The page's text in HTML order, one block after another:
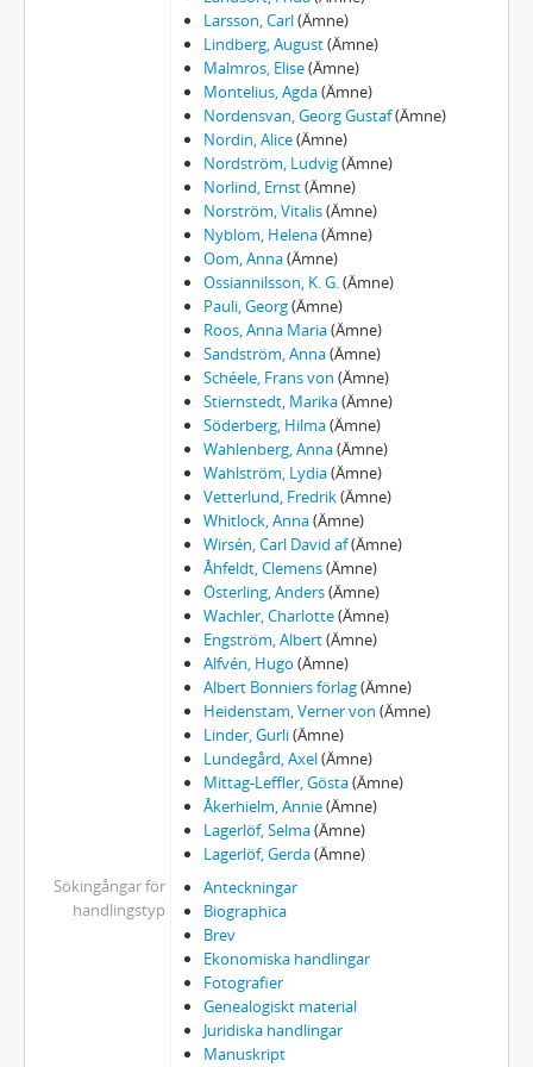
123 - MANUSKRIPT: Grefvinnans besök [Rollista till en pjäs]
124 - MANUSKRIPT: Till Gundla Gumælius. Vid graven på Nya kyrkogården 1916.
125 - MANUSKRIPT: Gustaf-Adolfsåret
126 - MANUSKRIPT: Ur Gösta Berlings saga
127 - MANUSKRIPT: Erik Tullius Hammargren
128 - MANUSKRIPT: Om Verner von Heidenstams betydelse för svenska andlig odling
129 - MANUSKRIPT: Hela världens Geheimeråd
130 - MANUSKRIPT: Heliga Birgitta
131 - MANUSKRIPT: Till Herthas oktobernummer 1933
132 - MANUSKRIPT: [Historiska anteckningar från seminarietiden]
133 - MANUSKRIPT: Historiskt Caleidoskop
134 - MANUSKRIPT: Till Anna och Maria Holmquist
135 - MANUSKRIPT: Hur farfar fick farmor
136 - MANUSKRIPT: Hur jag fann Dunungen
137 - MANUSKRIPT: Hur jag fann ett romanämne. [Om Jerusalem]
138 - MANUSKRIPT: Huru började Ert författarskap?
139 - MANUSKRIPT: Hvad har Danmark betydet for Er Diktning?
140 - MANUSKRIPT: Elise Hwasser
141 - MANUSKRIPT: [Egenhändig hälsning från Selma Lagerlöf till Finlands kvinnor]
142 - MANUSKRIPT: Hälsning till landsmännen i Förenta Staterna
143 - MANUSKRIPT: [Hälsning till Privatlärarinneför-bundet]
144 - MANUSKRIPT: [Hälsning till Sveriges skolbarn]
145 - MANUSKRIPT: [Hälsning till tyska radiolyssnare]
146 - MANUSKRIPT: ”Här i denna stad växte en gång en ung flicka…”
147 - MANUSKRIPT: [Utkast till Hyllning för Harald Høffding på 80-årsdagen]
148 - MANUSKRIPT: I emigrationsfrågan
149 - MANUSKRIPT: [I jättens fotspår. Om Thomas Carlyles påverkan på stilen i Gösta Berlings saga]
149a - MANUSKRIPT: [I jättens fotspår]
150 - MANUSKRIPT: I marknadstider
151 - MANUSKRIPT: I Nazareth. Legend
152 - MANUSKRIPT: Sammanträdet [Förstudie till "I sockenstugan"]
152a - MANUSKRIPT: I sockenstugan - Tal hållet vid Svenskbybornas fest på Kungl teatern 1929
153 - MANUSKRIPT: [Enkätuttalande till Henrik Ibsens 100-årsdag]
154 - MANUSKRIPT: Idun. På begäran
155 - MANUSKRIPT: [”Indiskretionernas bok, album för sjelfporträttering, Kristianstad 1881”]
156 - MANUSKRIPT: Ingmarssönerna
157 - MANUSKRIPT: [Diverse intyg i utkast]
Larsson, Carl(Ämne)
Lindberg, August(Ämne)
Malmros, Elise(Ämne)
Montelius, Agda(Ämne)
Nordensvan, Georg Gustaf(Ämne)
Nordin, Alice(Ämne)
Nordström, Ludvig(Ämne)
Norlind, Ernst(Ämne)
Norström, Vitalis(Ämne)
Nyblom, Helena(Ämne)
Oom, Anna(Ämne)
Ossiannilsson, K. G.(Ämne)
Pauli, Georg(Ämne)
Roos, Anna Maria(Ämne)
Sandström, Anna(Ämne)
Schéele, Frans von (Ämne)
Stiernstedt, Marika(Ämne)
Söderberg, Hilma(Ämne)
Wahlenberg, Anna(Ämne)
Wahlström, Lydia(Ämne)
Vetterlund, Fredrik(Ämne)
Whitlock, Anna(Ämne)
Wirsén, Carl David af(Ämne)
Åhfeldt, Clemens(Ämne)
Österling, Anders(Ämne)
Wachler, Charlotte(Ämne)
Engström, Albert(Ämne)
Alfvén, Hugo (Ämne)
Albert Bonniers förlag(Ämne)
Heidenstam, Verner von (Ämne)
Linder, Gurli(Ämne)
Lundegård, Axel(Ämne)
Mittag-Leffler, Gösta(Ämne)
Åkerhielm, Annie(Ämne)
Lagerlöf, Selma(Ämne)
Lagerlöf, Gerda(Ämne)
Sökingångar för
handlingstyp
Anteckningar
Biographica
Brev
Ekonomiska handlingar
Fotografier
Genealogiskt material
Juridiska handlingar
Manuskript